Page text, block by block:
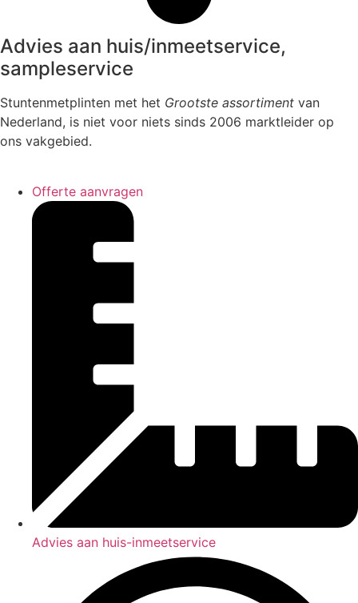
Advies aan huis/inmeetservice,
sampleservice
Stuntenmetplinten met het Grootste assortiment van
Nederland, is niet voor niets sinds 2006 marktleider op
ons vakgebied.
Offerte aanvragen
Advies aan huis-inmeetservice